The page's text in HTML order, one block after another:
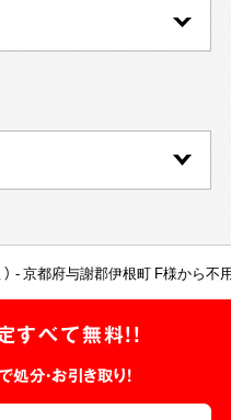
京都府与謝郡伊根町 F様から不
すべて無料!!
で処分・お引き取り！